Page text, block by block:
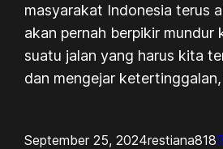
masyarakat Indonesia terus
akan pernah berpikir mundur
suatu jalan yang harus kita
dan mengejar
September 25, 2024restiana818